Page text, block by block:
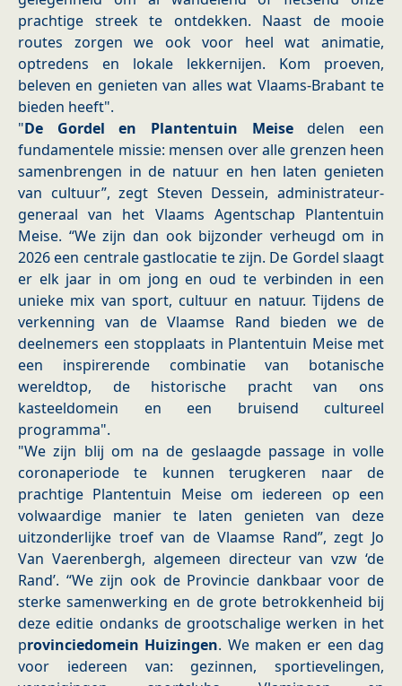
prachtige streek te ontdekken. Naast de mooie
routes zorgen we ook voor heel wat animatie,
optredens en lokale lekkernijen. Kom proeven,
beleven en genieten van alles wat Vlaams-Brabant te
bieden heeft".
"De Gordel en Plantentuin Meisedelen een
fundamentele missie: mensen over alle grenzen heen
samenbrengen in de natuur en hen laten genieten
van cultuur”, zegt Steven Dessein, administrateur-
generaal van het Vlaams Agentschap Plantentuin
Meise. “We zijn dan ook bijzonder verheugd om in
2026 een centrale gastlocatie te zijn. De Gordel slaagt
er elk jaar in om jong en oud te verbinden in een
unieke mix van sport, cultuur en natuur. Tijdens de
verkenning van de Vlaamse Rand bieden we de
deelnemers een stopplaats in Plantentuin Meise met
een inspirerende combinatie van botanische
wereldtop, de historische pracht van ons
kasteeldomein en een bruisend cultureel
programma".
"We zijn blij om na de geslaagde passage in volle
coronaperiode te kunnen terugkeren naar de
prachtige Plantentuin Meise om iedereen op een
volwaardige manier te laten genieten van deze
uitzonderlijke troef van de Vlaamse Rand”, zegt Jo
Van Vaerenbergh, algemeen directeur van vzw ‘de
Rand’. “We zijn ook de Provincie dankbaar voor de
sterke samenwerking en de grote betrokkenheid bij
deze editie ondanks de grootschalige werken in het
provinciedomein Huizingen. We maken er een dag
voor iedereen van: gezinnen, sportievelingen,